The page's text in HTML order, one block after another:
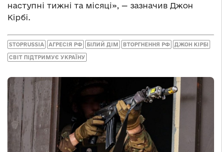
наступні тижні та місяці», — зазначив Джон
Кірбі.
STOPRUSSIA АГРЕСІЯ РФ БІЛИЙ ДІМ ВТОРГНЕННЯ РФ ДЖОН КІРБІ
СВІТ ПІДТРИМУЄ УКРАЇНУ